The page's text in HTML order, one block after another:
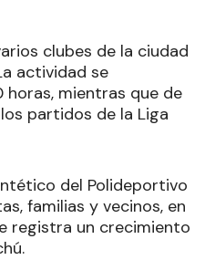
clubes de la ciudad
actividad se
horas, mientras que de
partidos de la Liga
del Polideportivo
familias y vecinos, en
registra un crecimiento